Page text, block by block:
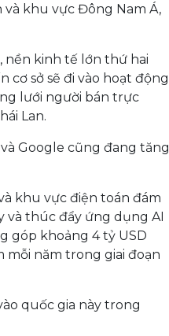
và khu vực Đông Nam Á,
nền kinh tế lớn thứ hai
cơ sở sẽ đi vào hoạt động
lưới người bán trực
Lan.
Google cũng đang tăng
khu vực điện toán đám
và thúc đẩy ứng dụng AI
góp khoảng 4 tỷ USD
mỗi năm trong giai đoạn
quốc gia này trong